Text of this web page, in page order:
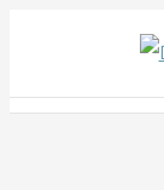
content